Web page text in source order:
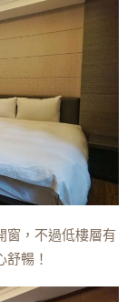
窗，不過低樓層有
暢！